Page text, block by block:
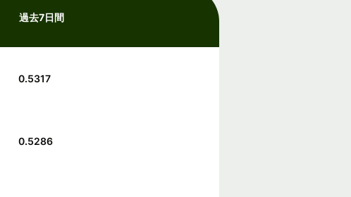
過去7日間
0.5317
0.5286